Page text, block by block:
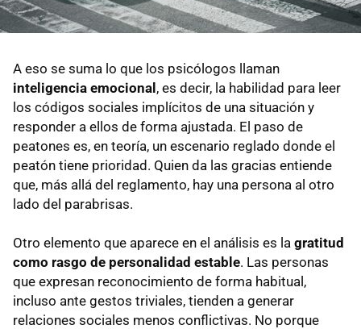
A eso se suma lo que los psicólogos llaman
inteligencia emocional, es decir, la habilidad para leer
los códigos sociales implícitos de una situación y
responder a ellos de forma ajustada. El paso de
peatones es, en teoría, un escenario reglado donde el
peatón tiene prioridad. Quien da las gracias entiende
que, más allá del reglamento, hay una persona al otro
lado del parabrisas.
Otro elemento que aparece en el análisis es la gratitud
como rasgo de personalidad estable. Las personas
que expresan reconocimiento de forma habitual,
incluso ante gestos triviales, tienden a generar
relaciones sociales menos conflictivas. No porque